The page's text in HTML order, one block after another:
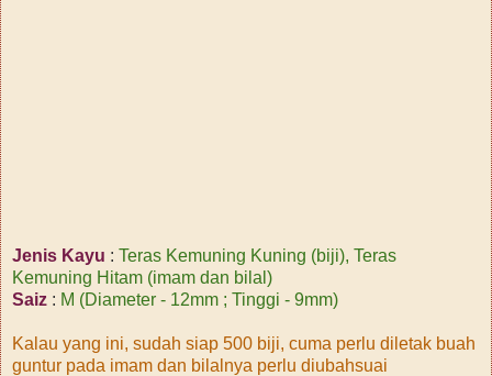
Jenis Kayu : Teras Kemuning Kuning (biji), Teras
Kemuning Hitam (imam dan bilal)
Saiz : M (Diameter - 12mm ; Tinggi - 9mm)
Kalau yang ini, sudah siap 500 biji, cuma perlu diletak buah
guntur pada imam dan bilalnya perlu diubahsuai